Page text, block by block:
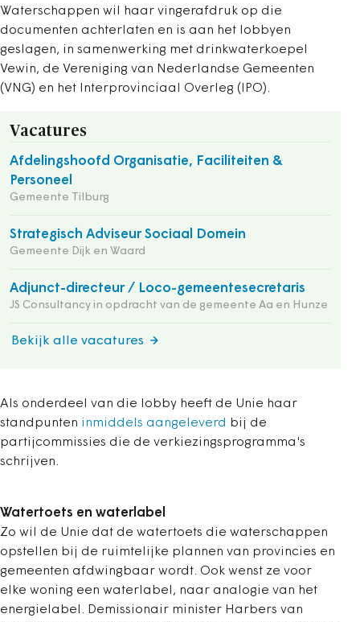
Waterschappen wil haar vingerafdruk op die
documenten achterlaten en is aan het lobbyen
geslagen, in samenwerking met drinkwaterkoepel
Vewin, de Vereniging van Nederlandse Gemeenten
(VNG) en het Interprovinciaal Overleg (IPO).
Vacatures
Afdelingshoofd Organisatie, Faciliteiten &
Personeel
Gemeente Tilburg
Strategisch Adviseur Sociaal Domein
Gemeente Dijk en Waard
Adjunct-directeur / Loco-gemeentesecretaris
JS Consultancy in opdracht van de gemeente Aa en Hunze
Bekijk alle vacatures
Als onderdeel van die lobby heeft de Unie haar
standpunten inmiddels aangeleverd bij de
partijcommissies die de verkiezingsprogramma's
schrijven.
Watertoets en waterlabel
Zo wil de Unie dat de watertoets die waterschappen
opstellen bij de ruimtelijke plannen van provincies en
gemeenten afdwingbaar wordt. Ook wenst ze voor
elke woning een waterlabel, naar analogie van het
energielabel. Demissionair minister Harbers van